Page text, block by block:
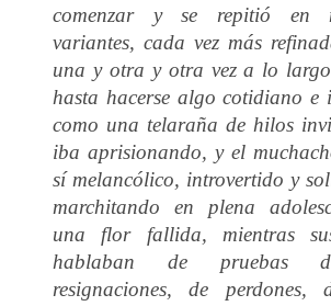
comenzar y se repitió en
variantes, cada vez más
una y otra y otra vez a lo
hasta hacerse algo cotidiano e
como una telaraña de hilos
iba aprisionando, y el
sí melancólico, introvertido y
marchitando en plena
una flor fallida, mientras
hablaban de pruebas
resignaciones, de